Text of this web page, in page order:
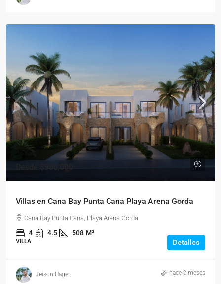
Villas en Cana Bay Punta Cana Playa Arena Gorda
Cana Bay Punta Cana, Playa Arena Gorda
4 4.5 508 M²
VILLA Detalles
Jeison Hager hace 2 meses